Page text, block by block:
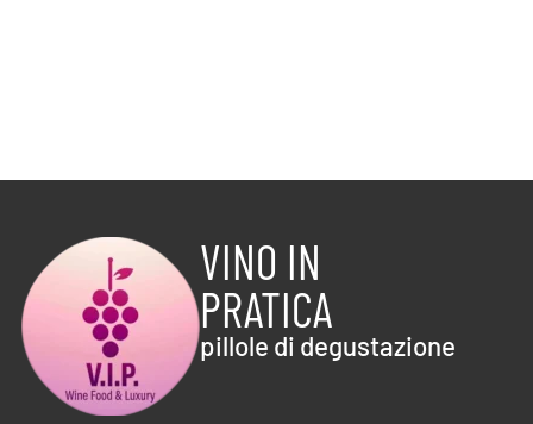
VINO IN
PRATICA
pillole di degustazione